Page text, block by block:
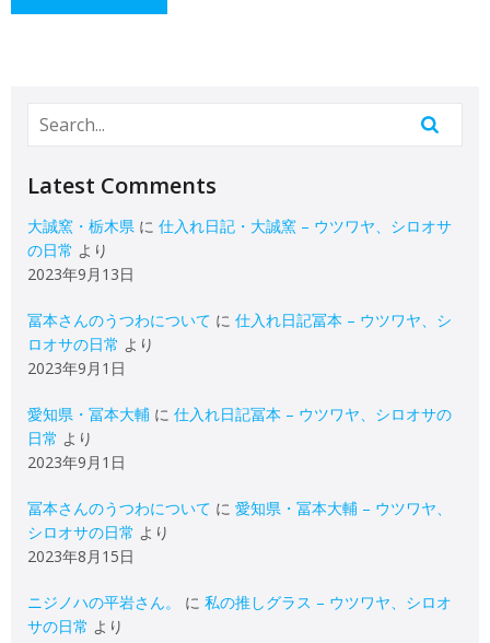
Latest Comments
大誠窯・栃木県 に 仕入れ日記・大誠窯 – ウツワヤ、シロオサ
の日常 より
2023年9月13日
冨本さんのうつわについて に 仕入れ日記冨本 – ウツワヤ、シ
ロオサの日常 より
2023年9月1日
愛知県・冨本大輔 に 仕入れ日記冨本 – ウツワヤ、シロオサの
日常 より
2023年9月1日
冨本さんのうつわについて に 愛知県・冨本大輔 – ウツワヤ、
シロオサの日常 より
2023年8月15日
ニジノハの平岩さん。 に 私の推しグラス – ウツワヤ、シロオ
サの日常 より